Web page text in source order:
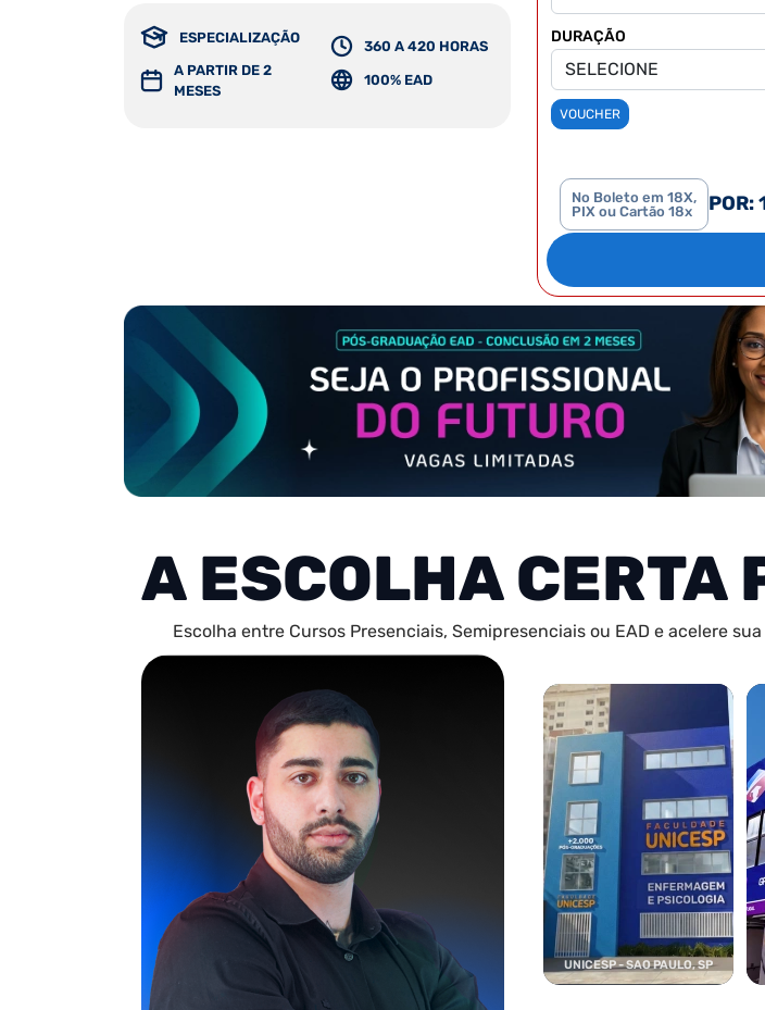
ESPECIALIZAÇÃO
A PARTIR DE 2
MESES
360 A 420 HORAS
100% EAD
DURAÇÃO
VOUCHER
No Boleto em 18X,
PIX ou Cartão 18x
A ESCOLHA CERTA
Escolha entre Cursos Presenciais, Semipresenciais ou EAD e acelere
UNICESP - SAO PAULO, SP